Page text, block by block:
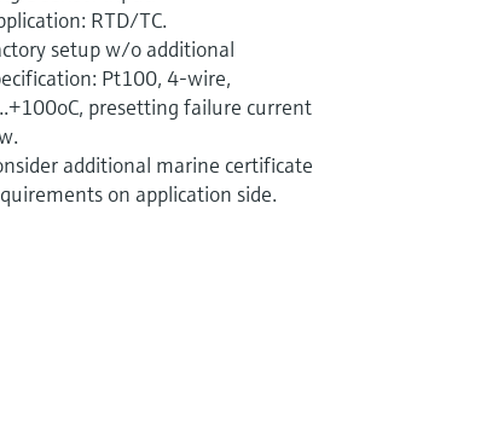
RTD/TC.
setup w/o additional
Pt100, 4-wire,
presetting failure current
additional marine certificate
on application side.